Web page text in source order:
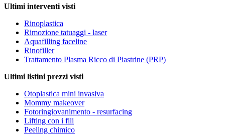
Ultimi interventi visti
Rinoplastica
Rimozione tatuaggi - laser
Aquafilling faceline
Rinofiller
Trattamento Plasma Ricco di Piastrine (PRP)
Ultimi listini prezzi visti
Otoplastica mini invasiva
Mommy makeover
Fotoringiovanimento - resurfacing
Lifting con i fili
Peeling chimico